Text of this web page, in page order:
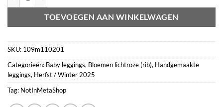
TOEVOEGEN AAN WINKELWAGEN
SKU: 109m110201
Categorieën: Baby leggings, Bloemen lichtroze (rib), Handgemaakte
leggings, Herfst / Winter 2025
Tag: NotInMetaShop